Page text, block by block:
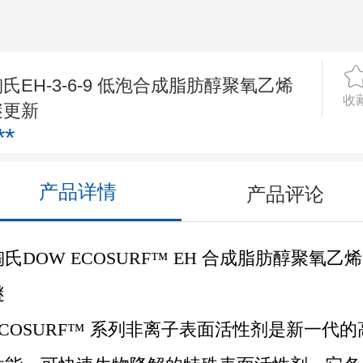
EH-3-6-9 低泡合成脂肪醇聚氧乙烯
新
收
产品详情 产品评论
氏DOW ECOSURF™ EH 合成脂肪醇聚氧乙烯
系列非离子表面活性剂是新一代的